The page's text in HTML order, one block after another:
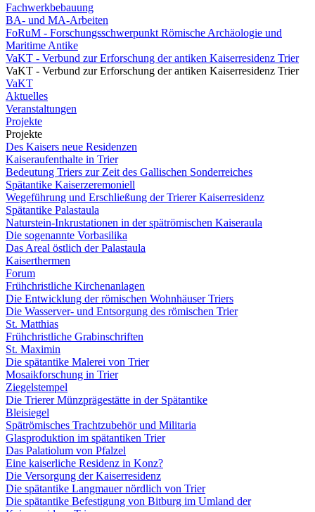
Fachwerkbebauung
BA- und MA-Arbeiten
FoRuM - Forschungsschwerpunkt Römische Archäologie und
Maritime Antike
VaKT - Verbund zur Erforschung der antiken Kaiserresidenz Trier
VaKT - Verbund zur Erforschung der antiken Kaiserresidenz Trier
VaKT
Aktuelles
Veranstaltungen
Projekte
Projekte
Des Kaisers neue Residenzen
Kaiseraufenthalte in Trier
Bedeutung Triers zur Zeit des Gallischen Sonderreiches
Spätantike Kaiserzeremoniell
Wegeführung und Erschließung der Trierer Kaiserresidenz
Spätantike Palastaula
Naturstein-Inkrustationen in der spätrömischen Kaiseraula
Die sogenannte Vorbasilika
Das Areal östlich der Palastaula
Kaiserthermen
Forum
Frühchristliche Kirchenanlagen
Die Entwicklung der römischen Wohnhäuser Triers
Die Wasserver- und Entsorgung des römischen Trier
St. Matthias
Frühchristliche Grabinschriften
St. Maximin
Die spätantike Malerei von Trier
Mosaikforschung in Trier
Ziegelstempel
Die Trierer Münzprägestätte in der Spätantike
Bleisiegel
Spätrömisches Trachtzubehör und Militaria
Glasproduktion im spätantiken Trier
Das Palatiolum von Pfalzel
Eine kaiserliche Residenz in Konz?
Die Versorgung der Kaiserresidenz
Die spätantike Langmauer nördlich von Trier
Die spätantike Befestigung von Bitburg im Umland der